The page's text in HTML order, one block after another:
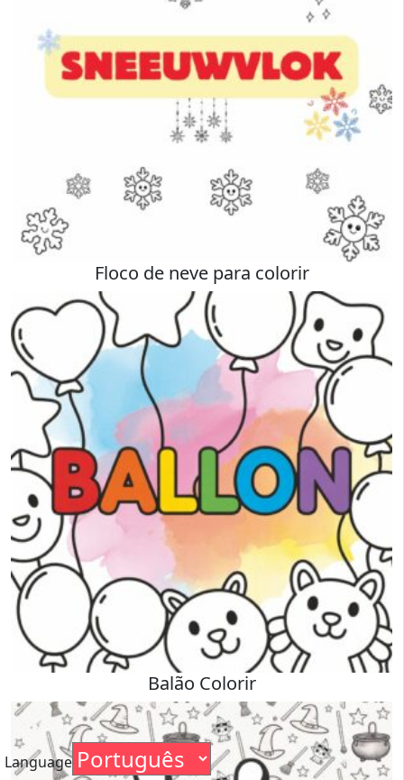
Floco de neve para colorir
Balão Colorir
Language